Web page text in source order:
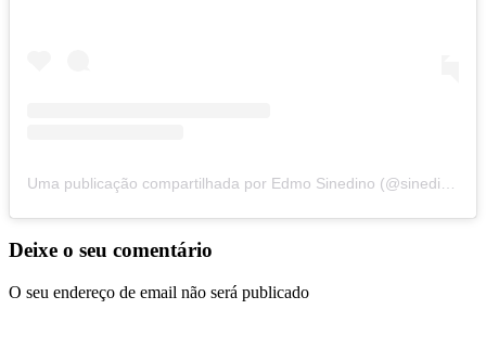
Uma publicação compartilhada por Edmo Sinedino (@sinedinoedmo)
Deixe o seu comentário
O seu endereço de email não será publicado